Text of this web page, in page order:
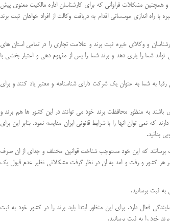
مشکلات فراوانی که برای کارشناسان اداره مالکیت معنوی پیش
راه اندازی موسساتی اقدام به دریافت وکالت از افراد خواهان ثبت برند
و وکلای خبره ثبت برند و علامت تجاری را در تمامی استان های
شما را یاری دهد و برند شما را پس از مفهوم دهی و اعتبار بخشی با
به شما به عنوان یک شرکت دارای شناسنامه و معتبر یاد کنند و برای
باشند به منظور محافظت برند خود می توانند در این کشور ها هم برند و
نمی توان انها را با شرایط قانونی ایران مقایسه نمود. بنابر این برای
بدانید.
برسانند که این خود مستوجب شناخت قوانین مختلف و جدای از ان صرف
در هر کشور و رفت و امد به ان در نظر گرفت مشکلاتی نظیر عدم قبول یک
ثبت برسانید.
فعال دارد. برای این منظور ابتدا باید برند را در کشور خود به ثبت